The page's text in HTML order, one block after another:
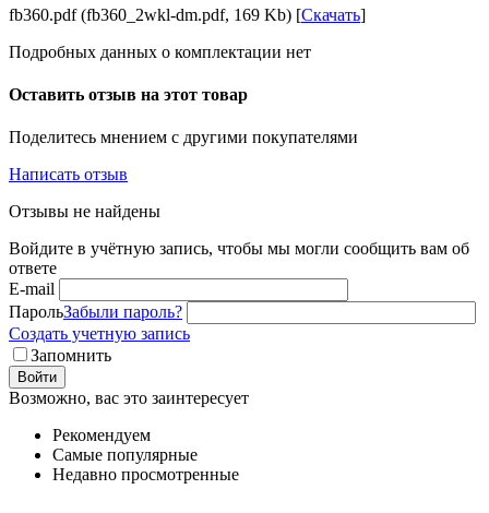
fb360.pdf (fb360_2wkl-dm.pdf, 169 Kb) [Скачать]
Подробных данных о комплектации нет
Оставить отзыв на этот товар
Поделитесь мнением с другими покупателями
Написать отзыв
Отзывы не найдены
Войдите в учётную запись, чтобы мы могли сообщить вам об
ответе
E-mail
ПарольЗабыли пароль?
Создать учетную запись
Запомнить
Войти
Возможно, вас это заинтересует
Рекомендуем
Самые популярные
Недавно просмотренные